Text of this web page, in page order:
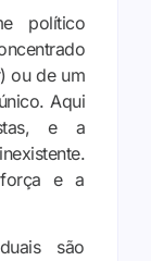
político
ou de um
Aqui
e a
e a
são